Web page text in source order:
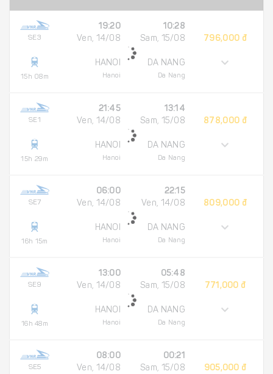
SE3
15h 08m
19:20
Ven, 14/08
HANOI
Hanoi
10:28
Sam, 15/08
DA NANG
Da Nang
796,000 đ
SE1
15h 29m
21:45
Ven, 14/08
HANOI
Hanoi
13:14
Sam, 15/08
DA NANG
Da Nang
878,000 đ
SE7
16h 15m
06:00
Ven, 14/08
HANOI
Hanoi
22:15
Ven, 14/08
DA NANG
Da Nang
809,000 đ
SE9
16h 48m
13:00
Ven, 14/08
HANOI
Hanoi
05:48
Sam, 15/08
DA NANG
Da Nang
771,000 đ
SE5
08:00
Ven, 14/08
00:21
Sam, 15/08
905,000 đ